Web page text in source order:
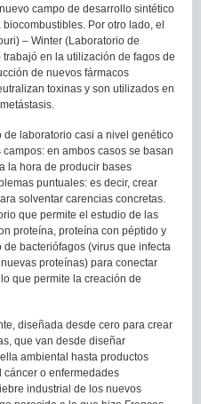
campo de desarrollo sintético
Por otro lado, el
– Winter (Laboratorio de
en la utilización de fagos de
de nuevos fármacos
toxinas y son utilizados en
de laboratorio casi a nivel genético
en ambos casos se basan
la hora de producir bases
puntuales: es decir, crear
solventar carencias concretas.
que permite el estudio de las
proteína, proteína con péptido y
bacteriófagos (virus que infecta
proteínas) para conectar
que permite la creación de
diseñada desde cero para crear
que van desde diseñar
ambiental hasta productos
cáncer o enfermedades
industrial de los nuevos